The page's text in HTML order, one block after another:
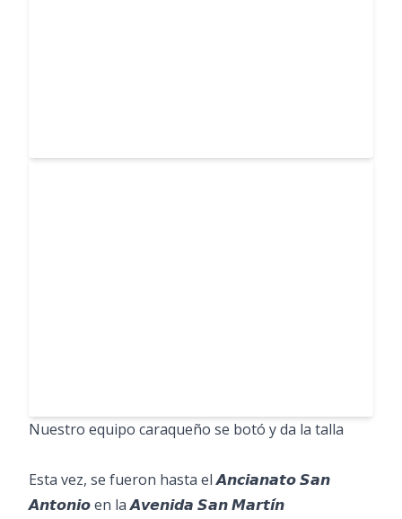
Nuestro equipo caraqueño se botó y da la talla
Esta vez, se fueron hasta el 𝘼𝙣𝙘𝙞𝙖𝙣𝙖𝙩𝙤 𝙎𝙖𝙣
𝘼𝙣𝙩𝙤𝙣𝙞𝙤 en la 𝘼𝙫𝙚𝙣𝙞𝙙𝙖 𝙎𝙖𝙣 𝙈𝙖𝙧𝙩𝙞́𝙣